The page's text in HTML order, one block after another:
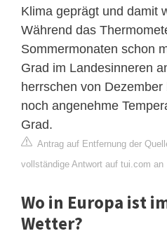
Klima geprägt und damit
Während das
Sommermonaten schon
Grad im Landesinneren
herrschen von
noch angenehme
Grad.
Antrag auf Entfernung der
vollständige Antwort auf tui.com an
Wo in Europa ist
Wetter?